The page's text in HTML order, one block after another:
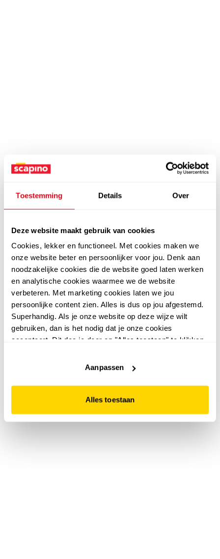
Toestemming Details Over
Deze website maakt gebruik van cookies
Cookies, lekker en functioneel. Met cookies maken we
onze website beter en persoonlijker voor jou. Denk aan
noodzakelijke cookies die de website goed laten werken
en analytische cookies waarmee we de website
verbeteren. Met marketing cookies laten we jou
persoonlijke content zien. Alles is dus op jou afgestemd.
Superhandig. Als je onze website op deze wijze wilt
gebruiken, dan is het nodig dat je onze cookies
accepteert. Dit doe je door op "Alles toestaan" te klikken.
website niet optimaal functioneert.
Aanpassen
Alles toestaan